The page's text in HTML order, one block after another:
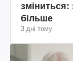
більше
3 дні тому